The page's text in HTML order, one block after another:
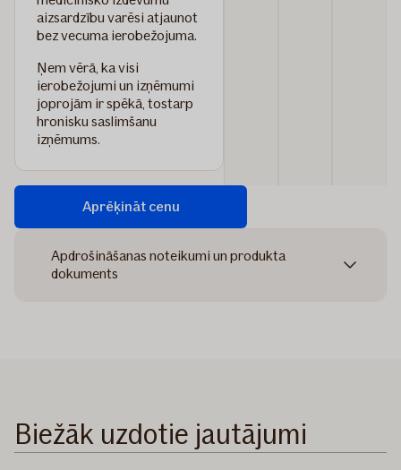
aizsardzību varēsi atjaunot
bez vecuma ierobežojuma.
Ņem vērā, ka visi
ierobežojumi un izņēmumi
joprojām ir spēkā, tostarp
hronisku saslimšanu
izņēmums.
Aprēķināt cenu
Apdrošināšanas noteikumi un produkta
dokuments
Biežāk uzdotie jautājumi